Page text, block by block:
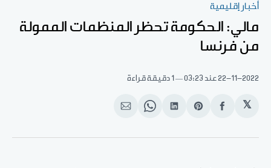
أخبار إقليمية
مالي: الحكومة تحظر المنظمات الممولة
من فرنسا
22-11-2022عند 03:23 1 دقيقة قراءة
𝕏
انشر
الفيسبوك
Share
Pinterest
انشر
لينكد
Share
WhatsApp
انشر
الإيميل